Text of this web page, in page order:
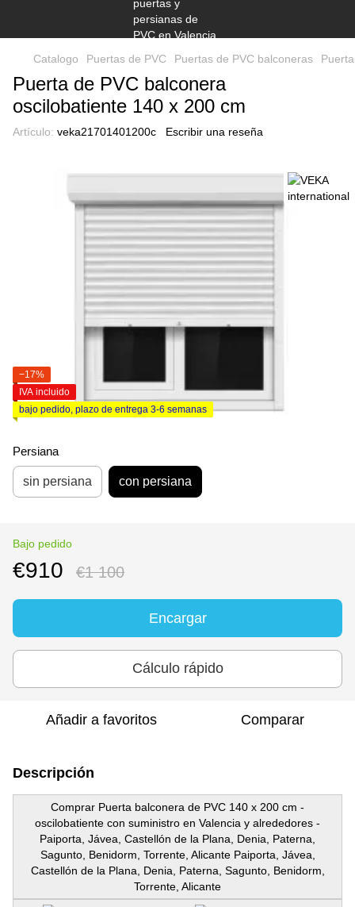
Catalogo Puertas de PVC Puertas de PVC balconeras
Puerta de PVC balconera
oscilobatiente 140 x 200 cm
Artículo: veka21701401200с Escribir una reseña
−17%
IVA incluido
bajo pedido, plazo de entrega 3-6 semanas
Persiana
sin persiana con persiana
Bajo pedido
€910 €1 100
Encargar
Cálculo rápido
Añadir a favoritos Comparar
Descripción
Comprar Puerta balconera de PVC 140 x 200 cm -
oscilobatiente con suministro en Valencia y alrededores -
Paiporta, Jávea, Castellón de la Plana, Denia, Paterna,
Sagunto, Benidorm, Torrente, Alicante Paiporta, Jávea,
Castellón de la Plana, Denia, Paterna, Sagunto, Benidorm,
Torrente, Alicante